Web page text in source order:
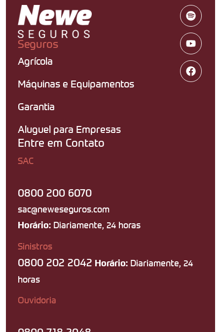
Seguros
Agrícola
Máquinas e Equipamentos
Garantia
Aluguel para Empresas
Entre em Contato
SAC
0800 200 6070
sac@neweseguros.com
Horário: Diariamente, 24 horas
Sinistros
0800 202 2042 Horário: Diariamente, 24
horas
Ouvidoria